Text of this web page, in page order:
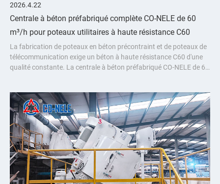
2026.4.22
Centrale à béton préfabriqué complète CO-NELE de 60
m³/h pour poteaux utilitaires à haute résistance C60
La fabrication de poteaux en béton précontraint et de poteaux de
télécommunication exige un béton à haute résistance C60 d'une
qualité constante. La centrale à béton préfabriqué CO-NELE de 60